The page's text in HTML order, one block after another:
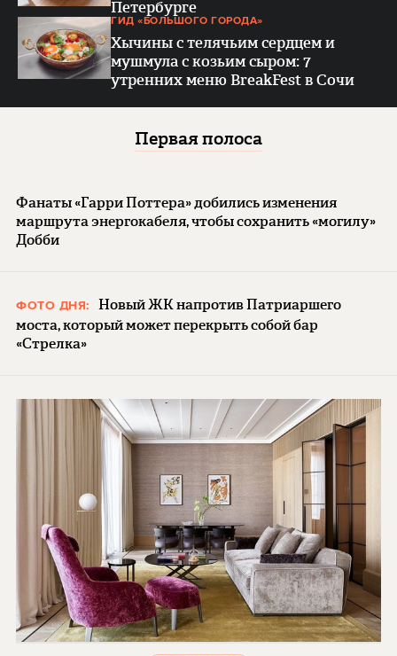
Петербурге
ГИД «БОЛЬШОГО ГОРОДА»
Хычины с телячьим сердцем и
мушмула с козьим сыром: 7
утренних меню BreakFest в Сочи
Первая полоса
Фанаты «Гарри Поттера» добились изменения
маршрута энергокабеля, чтобы сохранить «могилу»
Добби
ФОТО ДНЯ:
Новый ЖК напротив Патриаршего
моста, который может перекрыть собой бар
«Стрелка»